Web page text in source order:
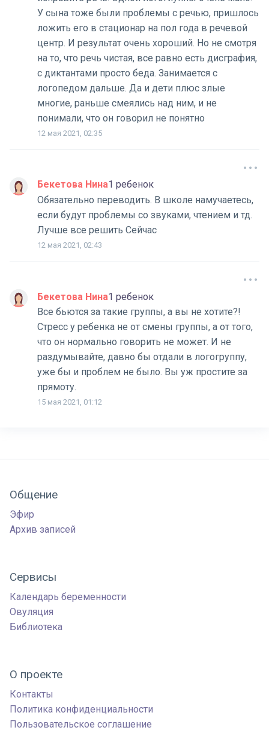
У сына тоже были проблемы с речью, пришлось
ложить его в стационар на пол года в речевой
центр. И результат очень хороший. Но не смотря
на то, что речь чистая, все равно есть дисграфия,
с диктантами просто беда. Занимается с
логопедом дальше. Да и дети плюс злые
многие, раньше смеялись над ним, и не
понимали, что он говорил не понятно
12 мая 2021, 02:35
Бекетова Нина1 ребенок
Обязательно переводить. В школе намучаетесь,
если будут проблемы со звуками, чтением и тд.
Лучше все решить Сейчас
12 мая 2021, 02:43
Бекетова Нина1 ребенок
Все бьются за такие группы, а вы не хотите?!
Стресс у ребенка не от смены группы, а от того,
что он нормально говорить не может. И не
раздумывайте, давно бы отдали в логогруппу,
уже бы и проблем не было. Вы уж простите за
прямоту.
15 мая 2021, 01:12
Общение
Эфир
Архив записей
Сервисы
Календарь беременности
Овуляция
Библиотека
О проекте
Контакты
Политика конфиденциальности
Пользовательское соглашение